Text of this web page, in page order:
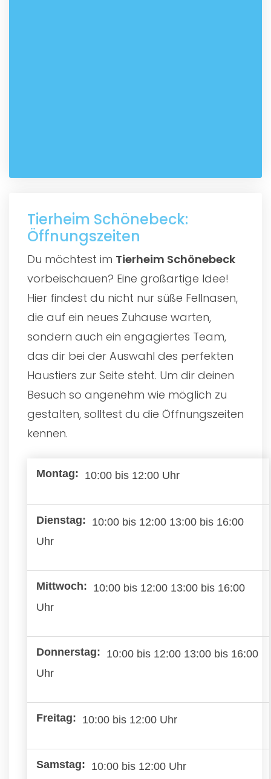
Tierheim Schönebeck:
Öffnungszeiten
Du möchtest im Tierheim Schönebeck
vorbeischauen? Eine großartige Idee!
Hier findest du nicht nur süße Fellnasen,
die auf ein neues Zuhause warten,
sondern auch ein engagiertes Team,
das dir bei der Auswahl des perfekten
Haustiers zur Seite steht. Um dir deinen
Besuch so angenehm wie möglich zu
gestalten, solltest du die Öffnungszeiten
kennen.
10:00 bis 12:00 Uhr
10:00 bis 12:00 13:00 bis 16:00
Uhr
10:00 bis 12:00 13:00 bis 16:00
Uhr
10:00 bis 12:00 13:00 bis 16:00
Uhr
10:00 bis 12:00 Uhr
10:00 bis 12:00 Uhr